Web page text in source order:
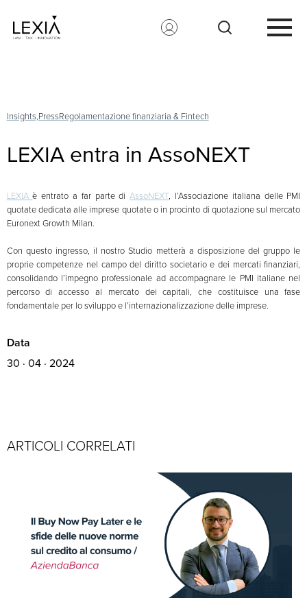
Insights,PressRegolamentazione finanziaria & Fintech
LEXIA entra in AssoNEXT
LEXIAè entrato a far parte diAssoNEXT, l’Associazione italiana delle PMI
quotate dedicata alle imprese quotate o in procinto di quotazione sul mercato
Euronext Growth Milan.
Con questo ingresso, il nostro Studio metterà a disposizione del gruppo le
proprie competenze nel campo del diritto societario e dei mercati finanziari,
consolidando l’impegno professionale ad accompagnare le PMI italiane nel
percorso di accesso al mercato dei capitali, che costituisce una fase
fondamentale per lo sviluppo e l’internazionalizzazione delle imprese.
Data
30 · 04 · 2024
ARTICOLI CORRELATI